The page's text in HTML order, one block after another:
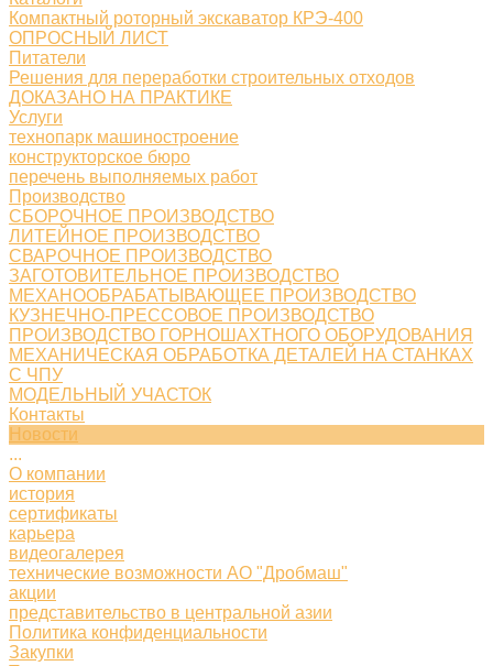
Компактный роторный экскаватор КРЭ-400
ОПРОСНЫЙ ЛИСТ
Питатели
Решения для переработки строительных отходов
ДОКАЗАНО НА ПРАКТИКЕ
Услуги
технопарк машиностроение
конструкторское бюро
перечень выполняемых работ
Производство
СБОРОЧНОЕ ПРОИЗВОДСТВО
ЛИТЕЙНОЕ ПРОИЗВОДСТВО
СВАРОЧНОЕ ПРОИЗВОДСТВО
ЗАГОТОВИТЕЛЬНОЕ ПРОИЗВОДСТВО
МЕХАНООБРАБАТЫВАЮЩЕЕ ПРОИЗВОДСТВО
КУЗНЕЧНО-ПРЕССОВОЕ ПРОИЗВОДСТВО
ПРОИЗВОДСТВО ГОРНОШАХТНОГО ОБОРУДОВАНИЯ
МЕХАНИЧЕСКАЯ ОБРАБОТКА ДЕТАЛЕЙ НА СТАНКАХ
С ЧПУ
МОДЕЛЬНЫЙ УЧАСТОК
Контакты
Новости
...
О компании
история
сертификаты
карьера
видеогалерея
технические возможности АО "Дробмаш"
акции
представительство в центральной азии
Политика конфиденциальности
Закупки